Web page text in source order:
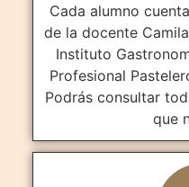
Cada alumno
de la docente
Instituto
Profesional
Podrás consultar
que